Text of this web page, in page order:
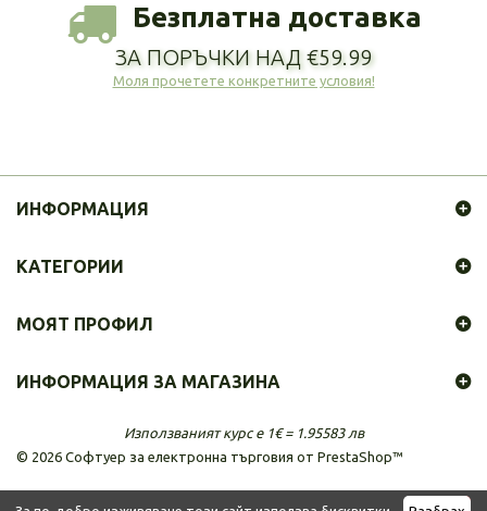
Безплатна доставка
ЗА ПОРЪЧКИ НАД €59.99
Моля прочетете конкретните условия!
ИНФОРМАЦИЯ
© 2026 Софтуер за електронна търговия от PrestaShop™
КАТЕГОРИИ
МОЯТ ПРОФИЛ
ИНФОРМАЦИЯ ЗА МАГАЗИНА
Използваният курс е 1€ = 1.95583 лв